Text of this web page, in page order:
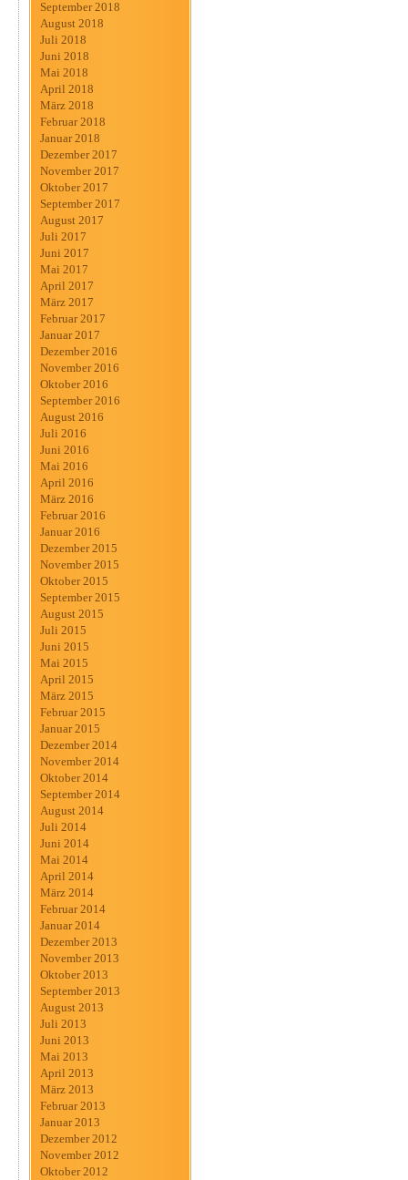
September 2018
August 2018
Juli 2018
Juni 2018
Mai 2018
April 2018
März 2018
Februar 2018
Januar 2018
Dezember 2017
November 2017
Oktober 2017
September 2017
August 2017
Juli 2017
Juni 2017
Mai 2017
April 2017
März 2017
Februar 2017
Januar 2017
Dezember 2016
November 2016
Oktober 2016
September 2016
August 2016
Juli 2016
Juni 2016
Mai 2016
April 2016
März 2016
Februar 2016
Januar 2016
Dezember 2015
November 2015
Oktober 2015
September 2015
August 2015
Juli 2015
Juni 2015
Mai 2015
April 2015
März 2015
Februar 2015
Januar 2015
Dezember 2014
November 2014
Oktober 2014
September 2014
August 2014
Juli 2014
Juni 2014
Mai 2014
April 2014
März 2014
Februar 2014
Januar 2014
Dezember 2013
November 2013
Oktober 2013
September 2013
August 2013
Juli 2013
Juni 2013
Mai 2013
April 2013
März 2013
Februar 2013
Januar 2013
Dezember 2012
November 2012
Oktober 2012